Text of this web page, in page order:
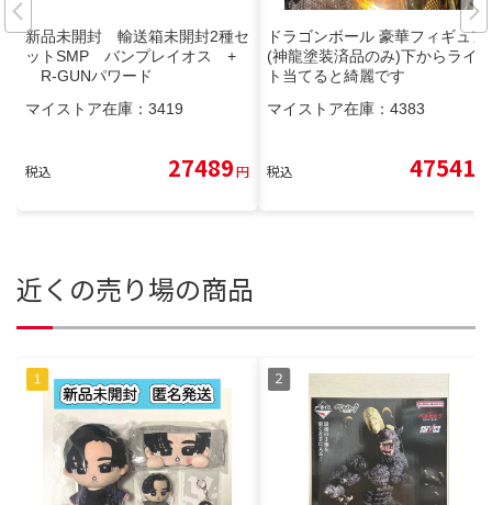
新品未開封 輸送箱未開封2種セ
ットSMP バンプレイオス +
R-GUNパワード
マイストア在庫： 3419
税込 27489円
ドラゴンボール 豪華フィギュア
(神龍塗装済品のみ)下からライ
ト当てると綺麗です
マイストア在庫： 4383
税込 47541
近くの売り場の商品